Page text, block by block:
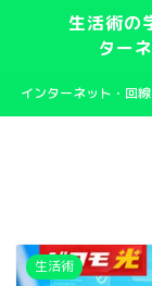
生活術
ター
インターネット・回線
生活術